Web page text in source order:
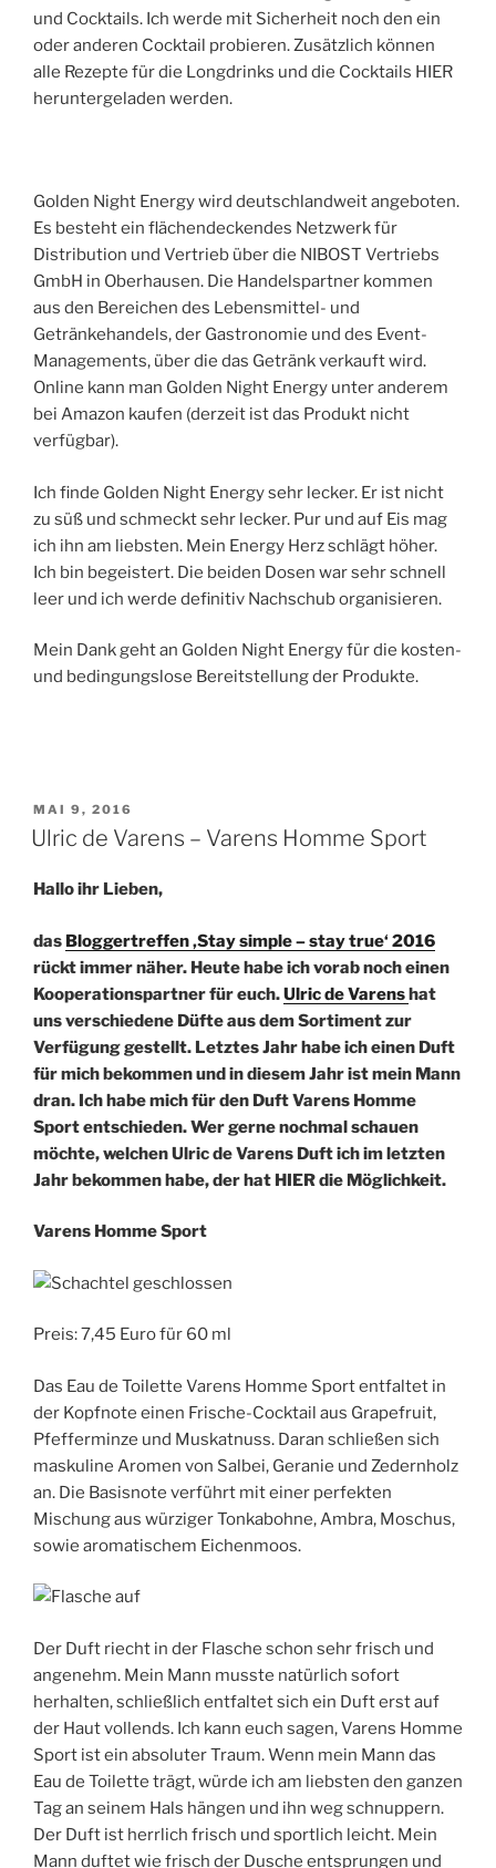
und Cocktails. Ich werde mit Sicherheit noch den ein
oder anderen Cocktail probieren. Zusätzlich können
alle Rezepte für die Longdrinks und die Cocktails HIER
heruntergeladen werden.
Golden Night Energy wird deutschlandweit angeboten.
Es besteht ein flächendeckendes Netzwerk für
Distribution und Vertrieb über die NIBOST Vertriebs
GmbH in Oberhausen. Die Handelspartner kommen
aus den Bereichen des Lebensmittel- und
Getränkehandels, der Gastronomie und des Event-
Managements, über die das Getränk verkauft wird.
Online kann man Golden Night Energy unter anderem
bei Amazon kaufen (derzeit ist das Produkt nicht
verfügbar).
Ich finde Golden Night Energy sehr lecker. Er ist nicht
zu süß und schmeckt sehr lecker. Pur und auf Eis mag
ich ihn am liebsten. Mein Energy Herz schlägt höher.
Ich bin begeistert. Die beiden Dosen war sehr schnell
leer und ich werde definitiv Nachschub organisieren.
Mein Dank geht an Golden Night Energy für die kosten-
und bedingungslose Bereitstellung der Produkte.
VERÖFFENTLICHT
AM
MAI 9, 2016
Ulric de Varens – Varens Homme Sport
Hallo ihr Lieben,
das Bloggertreffen ‚Stay simple – stay true‘ 2016
rückt immer näher. Heute habe ich vorab noch einen
Kooperationspartner für euch.Ulric de Varenshat
unsverschiedene Düfte aus dem Sortiment zur
Verfügung gestellt. Letztes Jahr habe ich einen Duft
für mich bekommen und in diesem Jahr ist mein Mann
dran. Ich habe mich für den Duft Varens Homme
Sport entschieden. Wer gerne nochmal schauen
möchte, welchen Ulric de Varens Duft ich im letzten
Jahr bekommen habe, der hat HIER die Möglichkeit.
Varens Homme Sport
Preis: 7,45 Euro für 60 ml
Das Eau de Toilette Varens Homme Sport entfaltet in
der Kopfnote einen Frische-Cocktail aus Grapefruit,
Pfefferminze und Muskatnuss. Daran schließen sich
maskuline Aromen von Salbei, Geranie und Zedernholz
an. Die Basisnote verführt mit einer perfekten
Mischung aus würziger Tonkabohne, Ambra, Moschus,
sowie aromatischem Eichenmoos.
Der Duft riecht in der Flasche schon sehr frisch und
angenehm. Mein Mann musste natürlich sofort
herhalten, schließlich entfaltet sich ein Duft erst auf
der Haut vollends. Ich kann euch sagen, Varens Homme
Sport ist ein absoluter Traum. Wenn mein Mann das
Eau de Toilette trägt, würde ich am liebsten den ganzen
Tag an seinem Hals hängen und ihn weg schnuppern.
Der Duft ist herrlich frisch und sportlich leicht. Mein
Mann duftet wie frisch der Dusche entsprungen und